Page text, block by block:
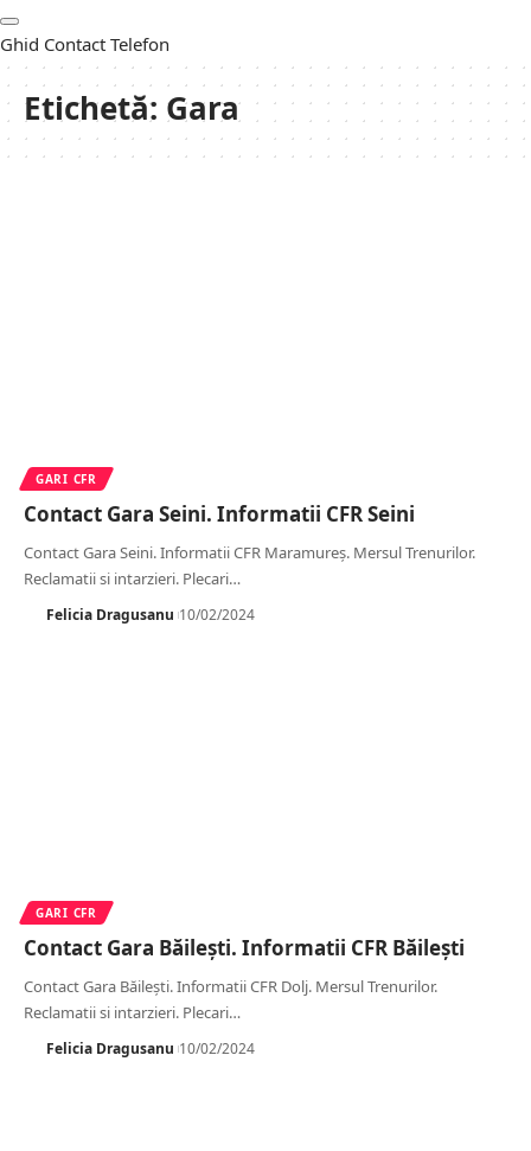
Ghid Contact Telefon
Etichetă: Gara
GARI CFR
Contact Gara Seini. Informatii CFR Seini
Contact Gara Seini. Informatii CFR Maramureș. Mersul Trenurilor.
Reclamatii si intarzieri. Plecari…
Felicia Dragusanu 10/02/2024
GARI CFR
Contact Gara Băilești. Informatii CFR Băilești
Contact Gara Băilești. Informatii CFR Dolj. Mersul Trenurilor.
Reclamatii si intarzieri. Plecari…
Felicia Dragusanu 10/02/2024